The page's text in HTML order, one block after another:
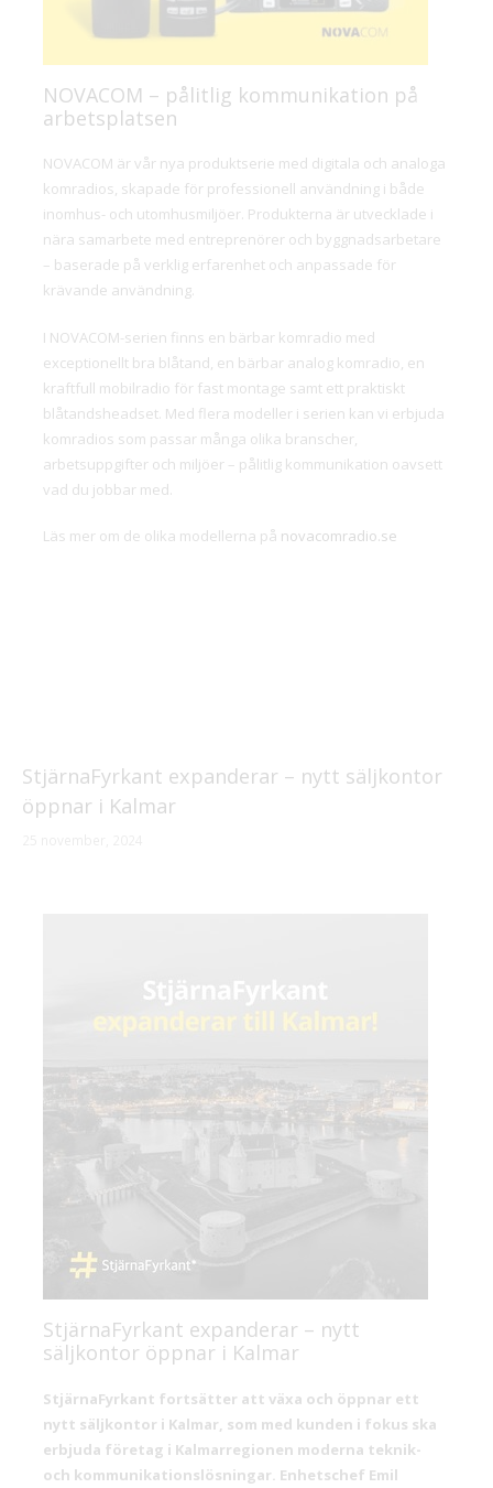
NOVACOM – pålitlig kommunikation på
arbetsplatsen
NOVACOM är vår nya produktserie med digitala och analoga
komradios, skapade för professionell användning i både
inomhus- och utomhusmiljöer. Produkterna är utvecklade i
nära samarbete med entreprenörer och byggnadsarbetare
– baserade på verklig erfarenhet och anpassade för
krävande användning.
I NOVACOM-serien finns en bärbar komradio med
exceptionellt bra blåtand, en bärbar analog komradio, en
kraftfull mobilradio för fast montage samt ett praktiskt
blåtandsheadset. Med flera modeller i serien kan vi erbjuda
komradios som passar många olika branscher,
arbetsuppgifter och miljöer – pålitlig kommunikation oavsett
vad du jobbar med.
Läs mer om de olika modellerna på novacomradio.se
StjärnaFyrkant expanderar – nytt säljkontor
öppnar i Kalmar
StjärnaFyrkant expanderar – nytt
säljkontor öppnar i Kalmar
StjärnaFyrkant fortsätter att växa och öppnar ett
nytt säljkontor i Kalmar, som med kunden i fokus ska
erbjuda företag i Kalmarregionen moderna teknik-
och kommunikationslösningar. Enhetschef Emil